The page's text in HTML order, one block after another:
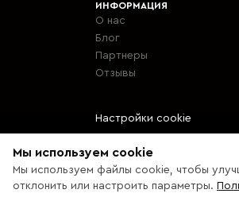
ИНФОРМАЦИЯ
О нас
Блог
Партнеры
Отзывы
Настройки cookie
© 2013 – 2026 Ecaterix SRL
Мы используем cookie
Мы используем файлы cookie, чтобы
отклонить или настроить параметры.